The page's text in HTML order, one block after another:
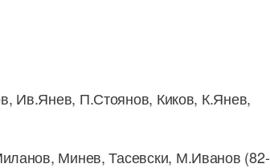
Ив.Янев, П.Стоянов, Киков, К.Янев,
Минев, Тасевски, М.Иванов (82-